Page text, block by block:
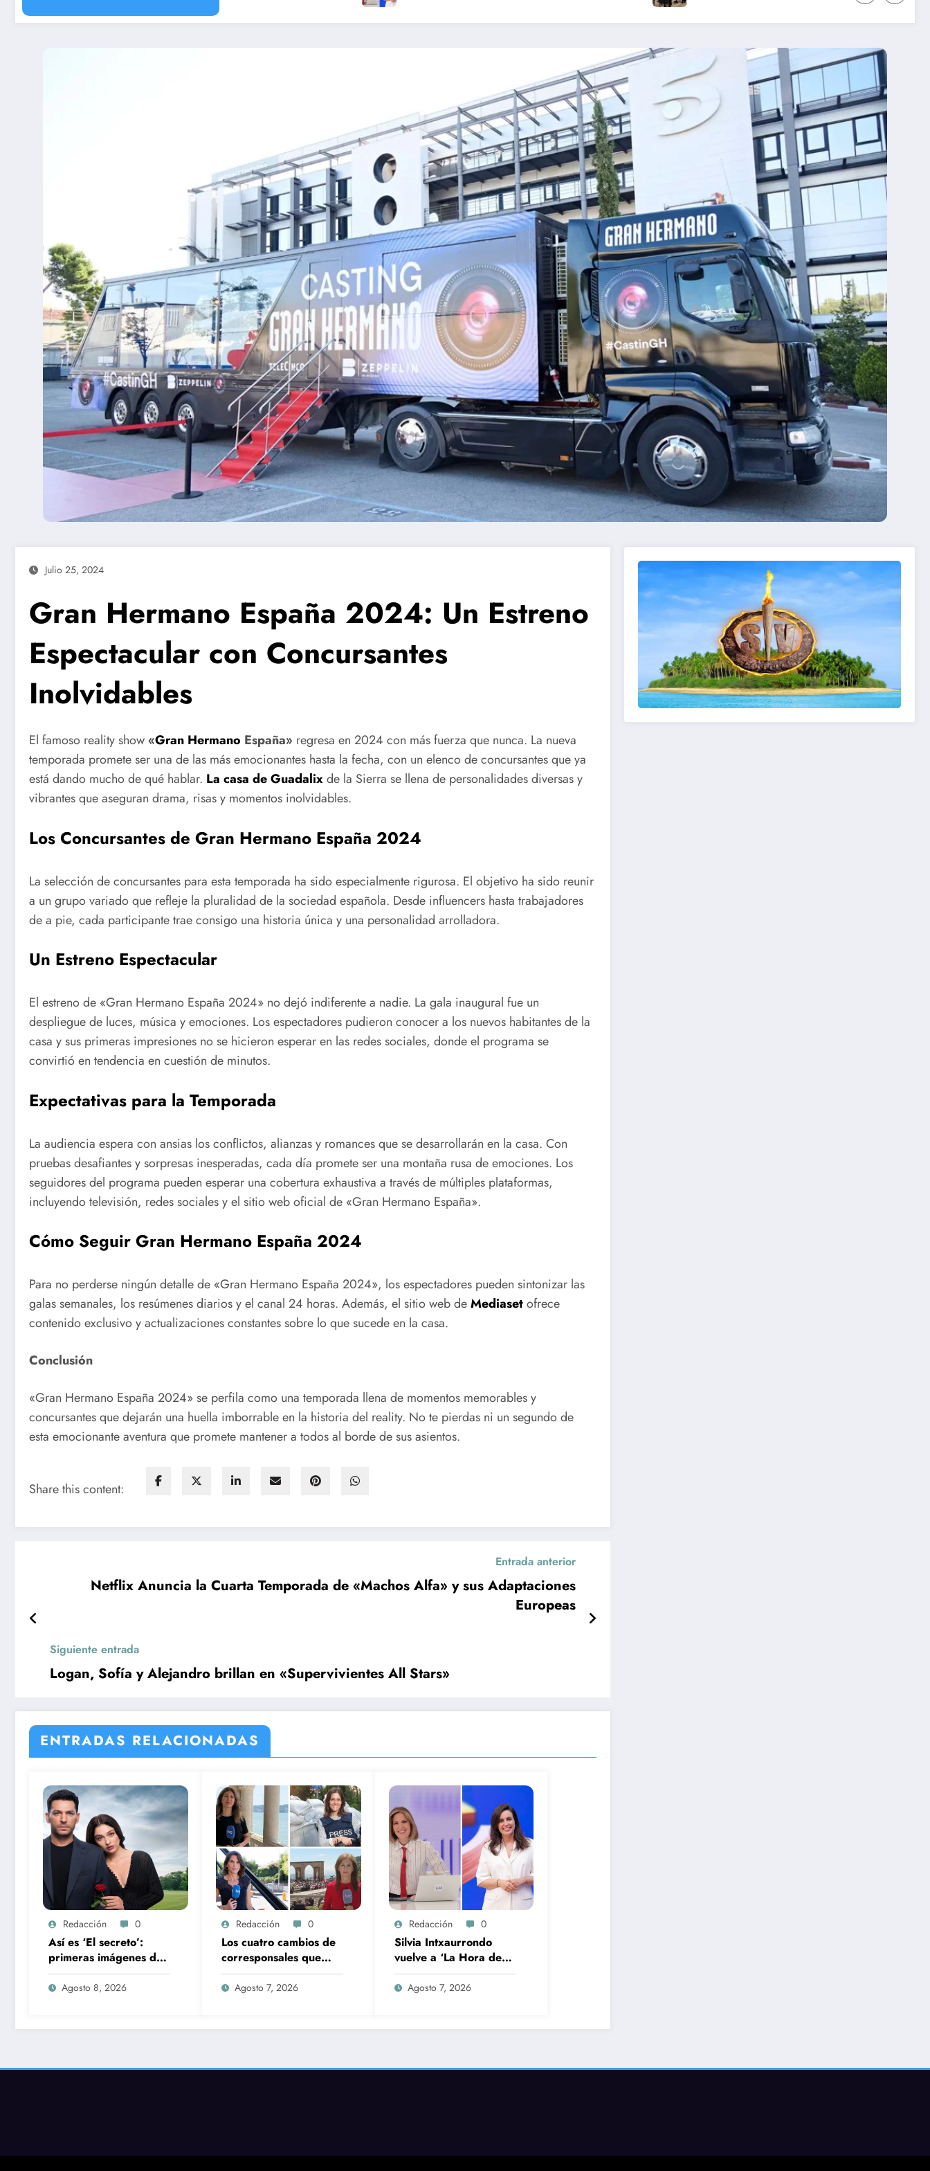
Julio 25, 2024
Gran Hermano España 2024: Un Estreno
Espectacular con Concursantes
Inolvidables
El famoso reality show«Gran Hermano España» regresa en 2024 con más fuerza que nunca. La nueva
temporada promete ser una de las más emocionantes hasta la fecha, con un elenco de concursantes que ya
está dando mucho de qué hablar. La casa de Guadalixde la Sierra se llena de personalidades diversas y
vibrantes que aseguran drama, risas y momentos inolvidables.
Los Concursantes de Gran Hermano España 2024
La selección de concursantes para esta temporada ha sido especialmente rigurosa. El objetivo ha sido reunir
a un grupo variado que refleje la pluralidad de la sociedad española. Desde influencers hasta trabajadores
de a pie, cada participante trae consigo una historia única y una personalidad arrolladora.
Un Estreno Espectacular
El estreno de «Gran Hermano España 2024» no dejó indiferente a nadie. La gala inaugural fue un
despliegue de luces, música y emociones. Los espectadores pudieron conocer a los nuevos habitantes de la
casa y sus primeras impresiones no se hicieron esperar en las redes sociales, donde el programa se
convirtió en tendencia en cuestión de minutos.
Expectativas para la Temporada
La audiencia espera con ansias los conflictos, alianzas y romances que se desarrollarán en la casa. Con
pruebas desafiantes y sorpresas inesperadas, cada día promete ser una montaña rusa de emociones. Los
seguidores del programa pueden esperar una cobertura exhaustiva a través de múltiples plataformas,
incluyendo televisión, redes sociales y el sitio web oficial de «Gran Hermano España».
Cómo Seguir Gran Hermano España 2024
Para no perderse ningún detalle de «Gran Hermano España 2024», los espectadores pueden sintonizar las
galas semanales, los resúmenes diarios y el canal 24 horas. Además, el sitio web deMediasetofrece
contenido exclusivo y actualizaciones constantes sobre lo que sucede en la casa.
Conclusión
«Gran Hermano España 2024» se perfila como una temporada llena de momentos memorables y
concursantes que dejarán una huella imborrable en la historia del reality. No te pierdas ni un segundo de
esta emocionante aventura que promete mantener a todos al borde de sus asientos.
Share this content:
Entrada anterior
Netflix Anuncia la Cuarta Temporada de «Machos Alfa» y sus Adaptaciones
Europeas
Siguiente entrada
Logan, Sofía y Alejandro brillan en «Supervivientes All Stars»
ENTRADAS RELACIONADAS
Redacción 0
Así es ‘El secreto’:
primeras imágenes de
la nueva serie de
Antena 3 que llega con
Agosto 8, 2026
Redacción 0
Los cuatro cambios de
corresponsales que
prepara TVE para su
nueva temporada
Agosto 7, 2026
Redacción 0
Silvia Intxaurrondo
vuelve a ‘La Hora de
La 1’ y Aida Bao da el
salto a ‘Mañaneros
Agosto 7, 2026